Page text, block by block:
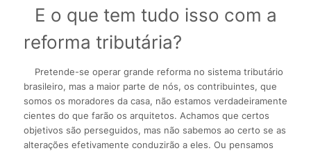
E o que tem tudo isso com a
reforma tributária?
Pretende-se operar grande reforma no sistema tributário
brasileiro, mas a maior parte de nós, os contribuintes, que
somos os moradores da casa, não estamos verdadeiramente
cientes do que farão os arquitetos. Achamos que certos
objetivos são perseguidos, mas não sabemos ao certo se as
alterações efetivamente conduzirão a eles. Ou pensamos